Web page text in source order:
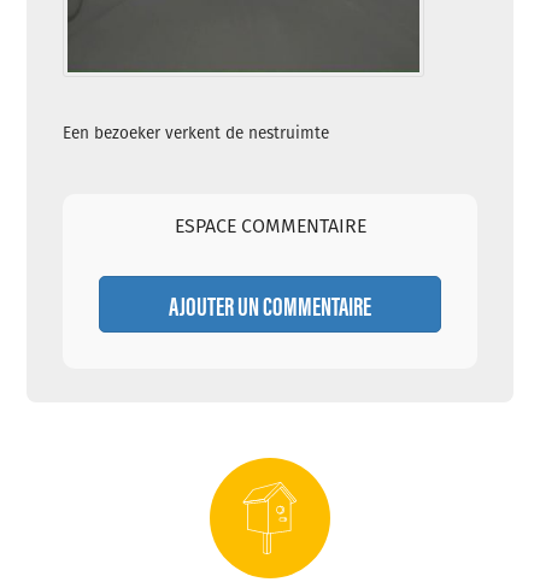
Een bezoeker verkent de nestruimte
ESPACE COMMENTAIRE
AJOUTER UN COMMENTAIRE